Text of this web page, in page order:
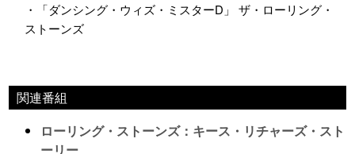
・「ダンシング・ウィズ・ミスターD」 ザ・ローリング・
ストーンズ
関連番組
ローリング・ストーンズ：キース・リチャーズ・スト
ーリー